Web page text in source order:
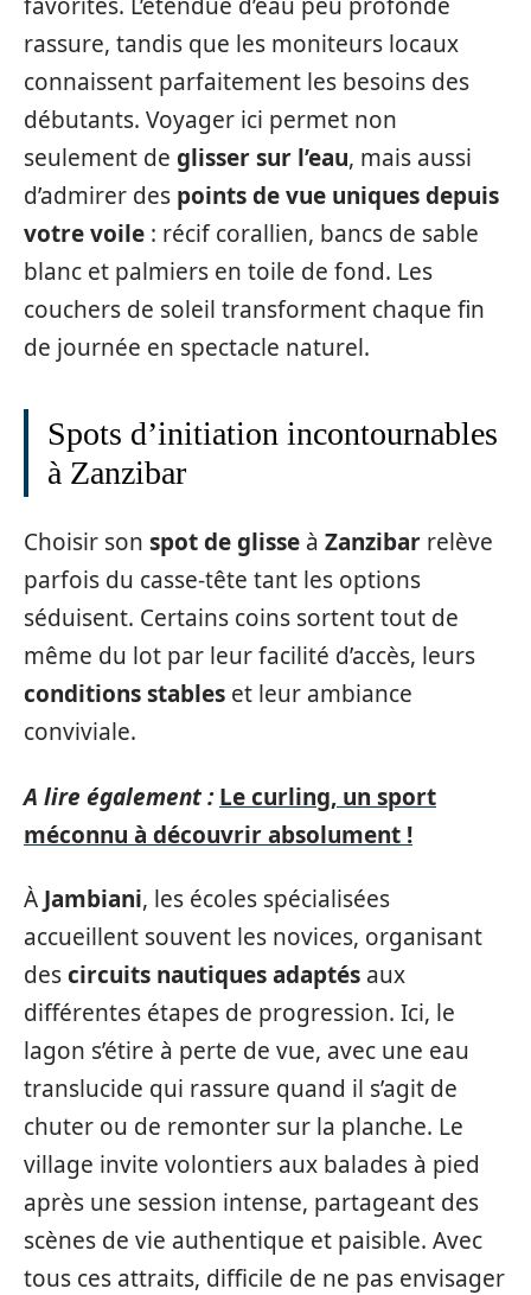
rassure, tandis que les moniteurs locaux
connaissent parfaitement les besoins des
débutants. Voyager ici permet non
seulement de glisser sur l’eau, mais aussi
d’admirer des points de vue uniques depuis
votre voile : récif corallien, bancs de sable
blanc et palmiers en toile de fond. Les
couchers de soleil transforment chaque fin
de journée en spectacle naturel.
Spots d’initiation incontournables
à Zanzibar
Choisir son spot de glisse à Zanzibar relève
parfois du casse-tête tant les options
séduisent. Certains coins sortent tout de
même du lot par leur facilité d’accès, leurs
conditions stables et leur ambiance
conviviale.
A lire également : Le curling, un sport
méconnu à découvrir absolument !
À Jambiani, les écoles spécialisées
accueillent souvent les novices, organisant
descircuits nautiques adaptés aux
différentes étapes de progression. Ici, le
lagon s’étire à perte de vue, avec une eau
translucide qui rassure quand il s’agit de
chuter ou de remonter sur la planche. Le
village invite volontiers aux balades à pied
après une session intense, partageant des
scènes de vie authentique et paisible. Avec
tous ces attraits, difficile de ne pas envisager